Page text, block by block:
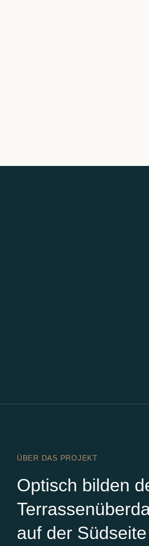
ÜBER DAS PROJEKT
Optisch bilden
auf der